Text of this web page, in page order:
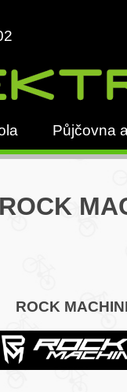
Půjčovna
ROCK
ROCK